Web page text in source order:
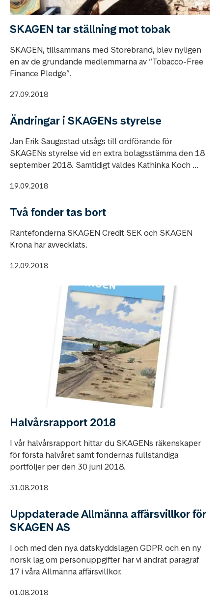
SKAGEN tar ställning mot tobak
SKAGEN, tillsammans med Storebrand, blev nyligen
en av de grundande medlemmarna av “Tobacco-Free
Finance Pledge”.
27.09.2018
Ändringar i SKAGENs styrelse
Jan Erik Saugestad utsågs till ordförande för
SKAGENs styrelse vid en extra bolagsstämma den 18
september 2018. Samtidigt valdes Kathinka Koch ...
19.09.2018
Två fonder tas bort
Räntefonderna SKAGEN Credit SEK och SKAGEN
Krona har avvecklats.
12.09.2018
Halvårsrapport 2018
I vår halvårsrapport hittar du SKAGENs räkenskaper
för första halvåret samt fondernas fullständiga
portföljer per den 30 juni 2018.
31.08.2018
Uppdaterade Allmänna affärsvillkor för
SKAGEN AS
I och med den nya datskyddslagen GDPR och en ny
norsk lag om personuppgifter har vi ändrat paragraf
17 i våra Allmänna affärsvillkor.
01.08.2018